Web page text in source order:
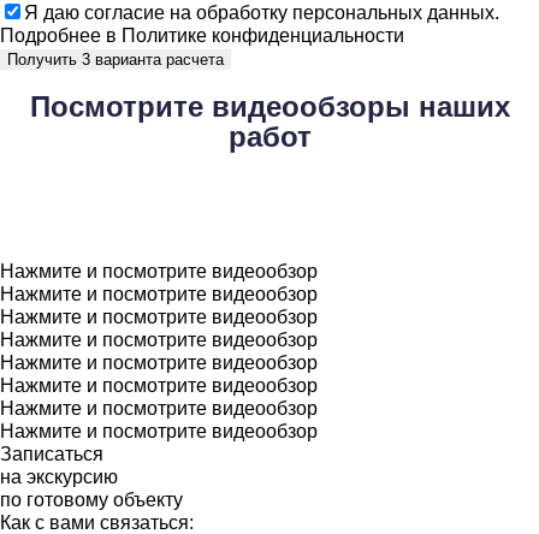
Я даю согласие на обработку персональных данных.
Подробнее в Политике конфиденциальности
Получить 3 варианта расчета
Посмотритевидеообзоры наших
работ
Нажмите и посмотрите видеообзор
Нажмите и посмотрите видеообзор
Нажмите и посмотрите видеообзор
Нажмите и посмотрите видеообзор
Нажмите и посмотрите видеообзор
Нажмите и посмотрите видеообзор
Нажмите и посмотрите видеообзор
Нажмите и посмотрите видеообзор
Записаться
на экскурсию
по готовому объекту
Как с вами связаться: